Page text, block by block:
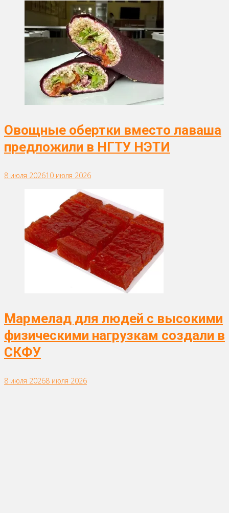
Овощные обертки вместо лаваша
предложили в НГТУ НЭТИ
8 июля 202610 июля 2026
Мармелад для людей с высокими
физическими нагрузкам создали в
СКФУ
8 июля 20268 июля 2026